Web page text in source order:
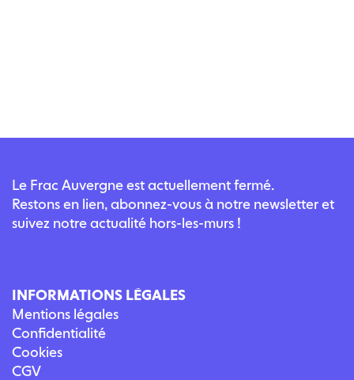
Le Frac Auvergne est actuellement fermé.
Restons en lien, abonnez-vous à notre newsletter et
suivez notre actualité hors-les-murs !
INFORMATIONS LÉGALES
Mentions légales
Confidentialité
Cookies
CGV